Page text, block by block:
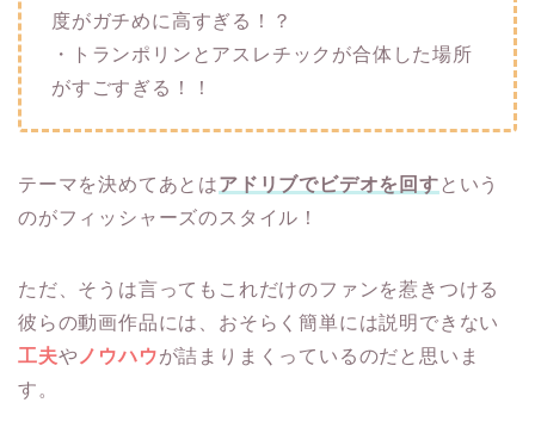
度がガチめに高すぎる！？
・トランポリンとアスレチックが合体した場所
がすごすぎる！！
テーマを決めてあとはアドリブでビデオを回す という
のがフィッシャーズのスタイル！
ただ、そうは言ってもこれだけのファンを惹きつける
彼らの動画作品には、おそらく簡単には説明できない
工夫や ノウハウが詰まりまくっているのだと思いま
す。